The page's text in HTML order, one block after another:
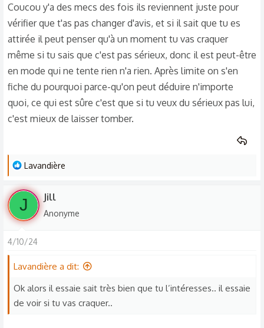
vie. Sauf qu’il est revenu me souhaiter mon anniversaire et
il retente encore… Il ne revient pas pour me faire changer
d’avis mais il veux juste qu’on s’embrasse… alors qu’il sait
qu’on ne veux pas la même chose lui et moi. Et il
s’intéresse de savoir si j’ai trouvé quelqu’un. Je le sens un
peu jaloux même si il dit complètement le contraire.
Je dois en penser quoi ?
Coucou y'a des mecs des fois ils reviennent juste pour
vérifier que t'as pas changer d'avis, et si il sait que tu es
attirée il peut penser qu'à un moment tu vas craquer
même si tu sais que c'est pas sérieux, donc il est peut-être
en mode qui ne tente rien n'a rien. Après limite on s'en
fiche du pourquoi parce-qu'on peut déduire n'importe
quoi, ce qui est sûre c'est que si tu veux du sérieux pas lui,
c'est mieux de laisser tomber.
L
s
r
é
c
o
n
Lavandière
J Jill
Anonyme
4/10/24
Lavandière a dit:
Ok alors il essaie sait très bien que tu l’intéresses.. il essaie
de voir si tu vas craquer..